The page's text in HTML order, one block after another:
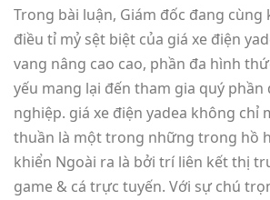
Trong bài luận, Giám đốc đang
điều tỉ mỷ sệt biệt của giá xe điện
vang nâng cao cao, phần đa hình
yếu mang lại đến tham gia quý phần
nghiệp. giá xe điện yadea không chỉ
thuần là một trong những trong hồ
khiển Ngoài ra là bởi trí liên kết thị
game & cá trực tuyến. Với sự chú